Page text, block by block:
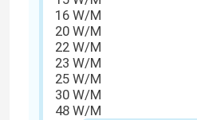
nouvelles
Demande de soumission
16 W/M
20 W/M
22 W/M
23 W/M
25 W/M
30 W/M
48 W/M